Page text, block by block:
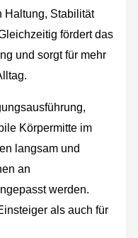
Haltung, Stabilität
fördert das
und sorgt für mehr
Körpermitte im
langsam und
an
werden.
als auch für